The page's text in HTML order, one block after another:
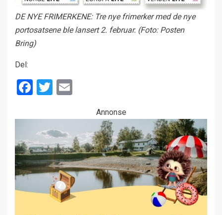
DE NYE FRIMERKENE: Tre nye frimerker med de nye
portosatsene ble lansert 2. februar. (Foto: Posten
Bring)
Del:
Facebook
Twitter
Annonse